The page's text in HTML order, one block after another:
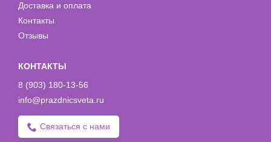
Доставка и оплата
Контакты
Отзывы
КОНТАКТЫ
8 (903) 180-13-56
info@prazdnicsveta.ru
Связаться с нами